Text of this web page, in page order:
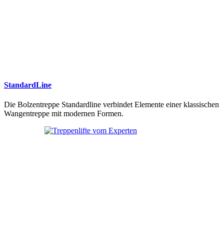
StandardLine
Die Bolzentreppe Standardline verbindet Elemente einer klassischen
Wangentreppe mit modernen Formen.